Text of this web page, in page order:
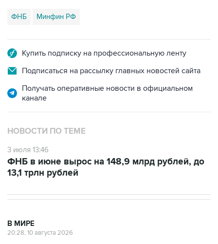
ФНБ Минфин РФ
Купить подписку на профессиональную ленту
Подписаться на рассылку главных новостей сайта
Получать оперативные новости в официальном
канале
НОВОСТИ ПО ТЕМЕ
3 июля 13:46
ФНБ в июне вырос на 148,9 млрд рублей, до
13,1 трлн рублей
В МИРЕ
20:28, 10 августа 2026